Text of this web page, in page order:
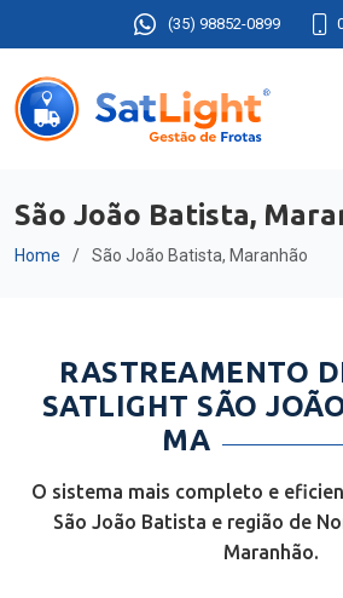
(35) 98852-0899
São João Batista,
Home São João Batista, Maranhão
RASTREAMENTO
SATLIGHT SÃO
MA
O sistema mais completo e
São João Batista e região de
Maranhão.